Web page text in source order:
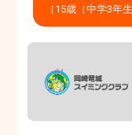
（15歳（中学3